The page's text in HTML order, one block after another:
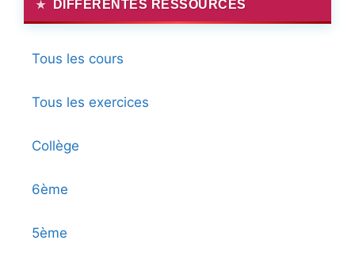
DIFFÉRENTES RESSOURCES
Tous les cours
Tous les exercices
Collège
6ème
5ème